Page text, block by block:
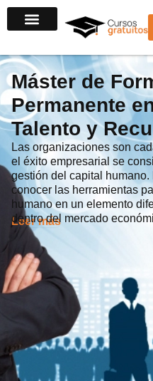
al
Máster de
Permanente
Talento y
Las organizaciones son
el éxito empresarial se
gestión del capital
conocer las herramientas
humano en un elemento
dentro del mercado
Leer más